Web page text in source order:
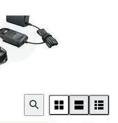
og lader